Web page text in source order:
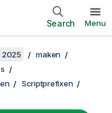
Search Menu
2025
maken
Scriptprefixen